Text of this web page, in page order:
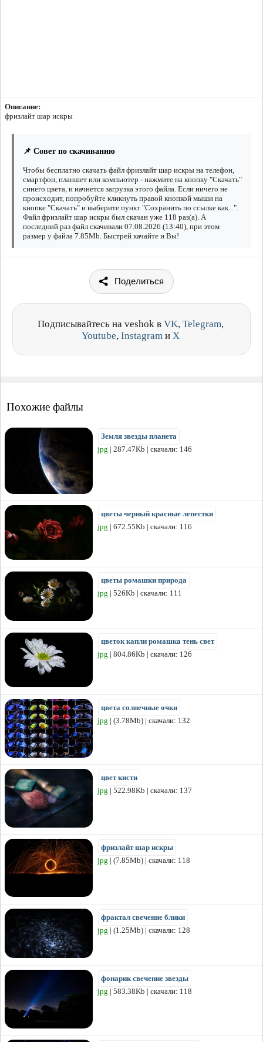
Описание:
фризлайт шар искры
📌 Совет по скачиванию
Чтобы бесплатно скачать файл фризлайт шар искры на телефон,
смартфон, планшет или компьютер - нажмите на кнопку "Скачать"
синего цвета, и начнется загрузка этого файла. Если ничего не
происходит, попробуйте кликнуть правой кнопкой мыши на
кнопке "Скачать" и выберите пункт "Сохранить по ссылке как...".
Файл фризлайт шар искры был скачан уже 118 раз(а). А
последний раз файл скачивали 07.08.2026 (13:40), при этом
размер у файла 7.85Mb. Быстрей качайте и Вы!
Поделиться
Подписывайтесь на veshok в VK, Telegram,
Youtube, Instagram и X
Похожие файлы
Земля звезды планета
jpg | 287.47Kb | скачали: 146
цветы черный красные лепестки
jpg | 672.55Kb | скачали: 116
цветы ромашки природа
jpg | 526Kb | скачали: 111
цветок капли ромашка тень свет
jpg | 804.86Kb | скачали: 126
цвета солнечные очки
jpg | (3.78Mb) | скачали: 132
цвет кисти
jpg | 522.98Kb | скачали: 137
фризлайт шар искры
jpg | (7.85Mb) | скачали: 118
фрактал свечение блики
jpg | (1.25Mb) | скачали: 128
фонарик свечение звезды
jpg | 583.38Kb | скачали: 118